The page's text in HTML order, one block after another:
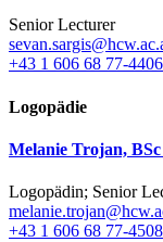
Senior Lecturer
+43 1 606 68 77-4406
Logopädie
Melanie Trojan,
Logopädin; Senior
+43 1 606 68 77-4508